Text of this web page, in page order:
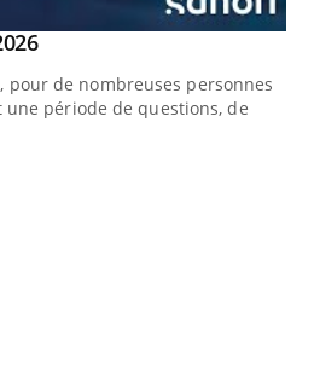
Youtube
pour de nombreuses personnes
période de questions, de